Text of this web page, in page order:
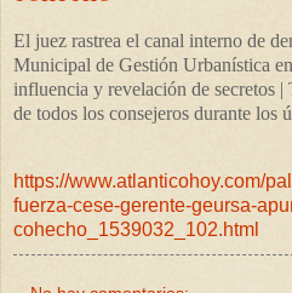
El juez rastrea el canal interno de
Municipal de Gestión Urbanística
influencia y revelación de secretos
de todos los consejeros durante los
https://www.atlanticohoy.com/
fuerza-cese-gerente-geursa-
cohecho_1539032_102.html